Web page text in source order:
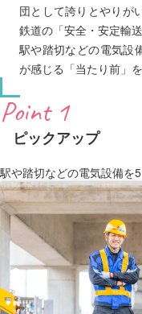
団として誇りとやりが
鉄道の「安全・安定輸
駅や踏切などの電気設
が感じる「当たり前」
Point 1
ピックアップ
駅や踏切などの電気設備を